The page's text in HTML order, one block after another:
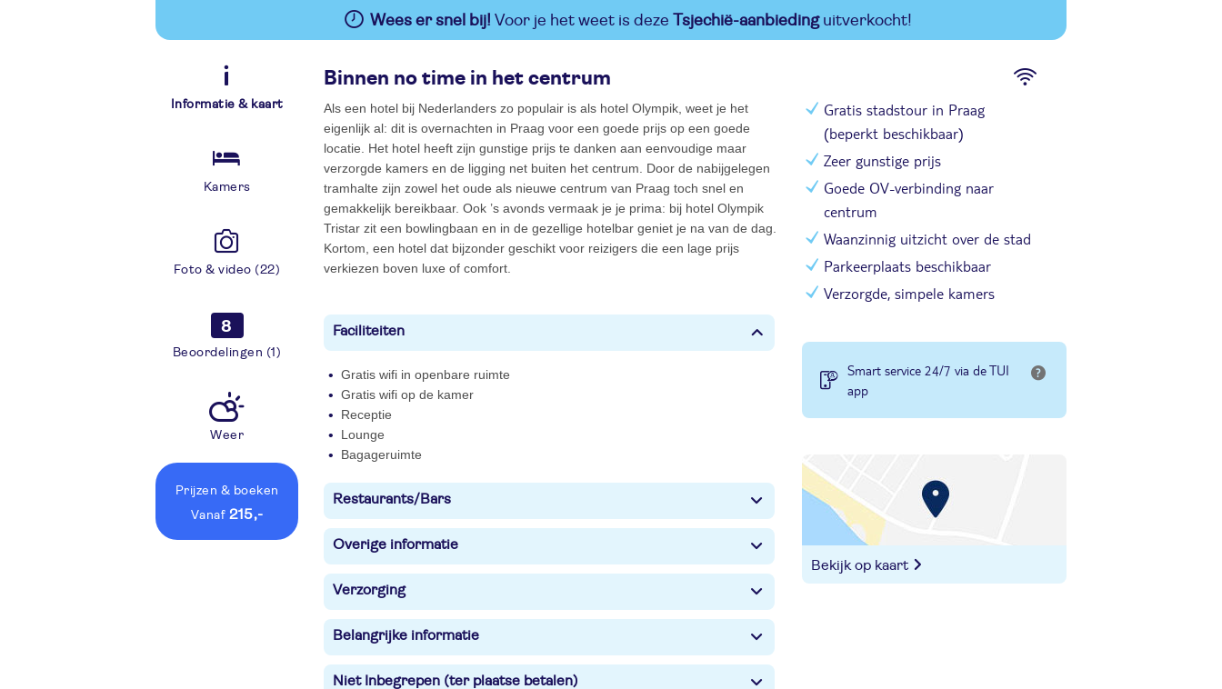
Wees er snel bij! Voor je het weet is deze Tsjechië-aanbiedinguitverkocht!
Informatie & kaart
Kamers
Foto & video (22)
8
Beoordelingen (1)
Weer
Prijzen & boeken
vanaf 215,-
Binnen no time in het centrum
Als een hotel bij Nederlanders zo populair is als hotel Olympik, weet je het
eigenlijk al: dit is overnachten in Praag voor een goede prijs op een goede
locatie. Het hotel heeft zijn gunstige prijs te danken aan eenvoudige maar
verzorgde kamers en de ligging net buiten het centrum. Door de nabijgelegen
tramhalte zijn zowel het oude als nieuwe centrum van Praag toch snel en
gemakkelijk bereikbaar. Ook ’s avonds vermaak je je prima: bij hotel Olympik
Tristar zit een bowlingbaan en in de gezellige hotelbar geniet je na van de dag.
Kortom, een hotel dat bijzonder geschikt voor reizigers die een lage prijs
verkiezen boven luxe of comfort.
Faciliteiten
Gratis wifi in openbare ruimte
Gratis wifi op de kamer
Receptie
Lounge
Bagageruimte
Restaurants/Bars
Overige informatie
Verzorging
Belangrijke informatie
Niet Inbegrepen (ter plaatse betalen)
Gratis stadstour in Praag
(beperkt beschikbaar)
Zeer gunstige prijs
Goede OV-verbinding naar
centrum
Waanzinnig uitzicht over de stad
Parkeerplaats beschikbaar
Verzorgde, simpele kamers
Smart service 24/7 via de TUI
app
Bekijk op kaart